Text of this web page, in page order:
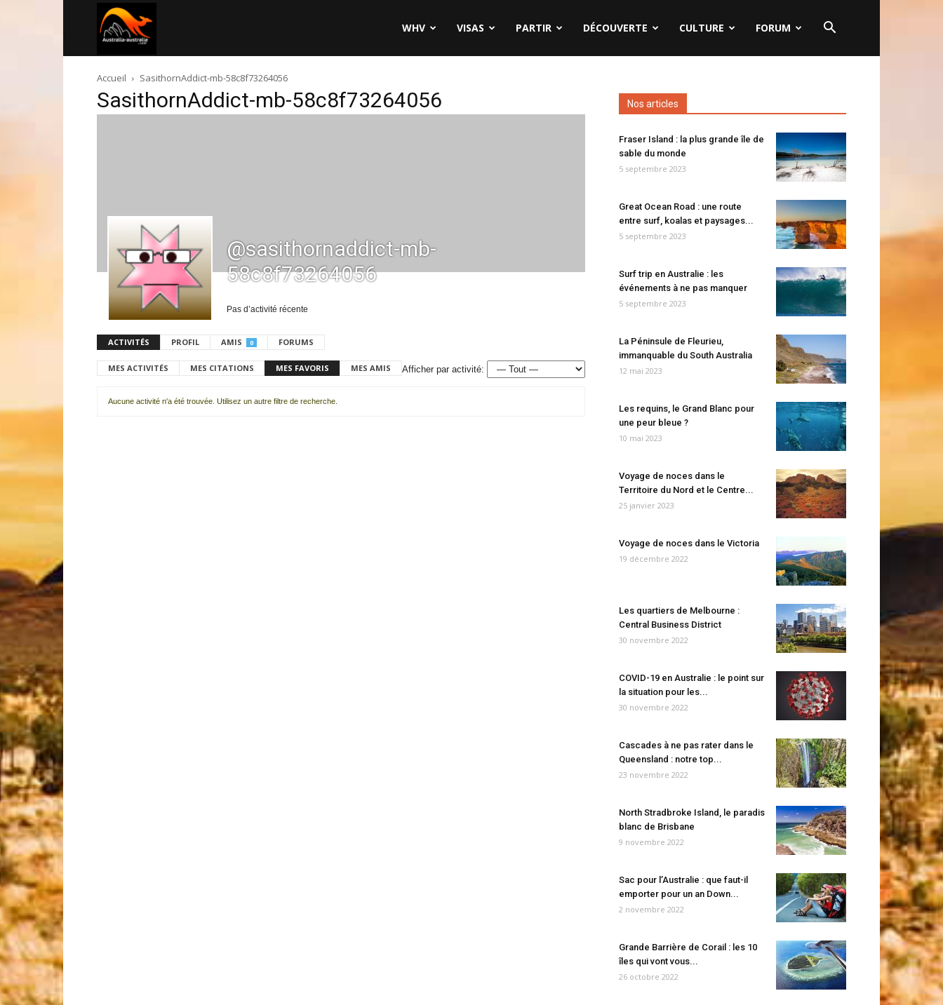
australie.com
WHV VISAS PARTIR DÉCOUVERTE CULTURE FORUM
Accueil SasithornAddict-mb-58c8f73264056
SasithornAddict-mb-58c8f73264056
@sasithornaddict-mb-
58c8f73264056
Pas d’activité récente
ACTIVITÉS PROFIL AMIS 0 FORUMS
MES ACTIVITÉS MES CITATIONS MES FAVORIS MES AMIS Afficher par activité:
Aucune activité n'a été trouvée. Utilisez un autre filtre de recherche.
Nos articles
Fraser Island : la plus grande île de
sable du monde
5 septembre 2023
Great Ocean Road : une route
entre surf, koalas et paysages...
5 septembre 2023
Surf trip en Australie : les
événements à ne pas manquer
5 septembre 2023
La Péninsule de Fleurieu,
immanquable du South Australia
12 mai 2023
Les requins, le Grand Blanc pour
une peur bleue ?
10 mai 2023
Voyage de noces dans le
Territoire du Nord et le Centre...
25 janvier 2023
Voyage de noces dans le Victoria
19 décembre 2022
Les quartiers de Melbourne :
Central Business District
30 novembre 2022
COVID-19 en Australie : le point sur
la situation pour les...
30 novembre 2022
Cascades à ne pas rater dans le
Queensland : notre top...
23 novembre 2022
North Stradbroke Island, le paradis
blanc de Brisbane
9 novembre 2022
Sac pour l’Australie : que faut-il
emporter pour un an Down...
2 novembre 2022
Grande Barrière de Corail : les 10
îles qui vont vous...
26 octobre 2022